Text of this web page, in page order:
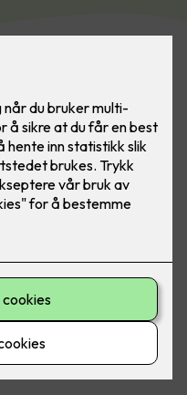
for at norske bedrifter
% av utgiftene
søknaden har to år på å
løsninger blir dette en